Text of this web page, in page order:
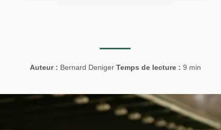
Auteur : Bernard Deniger Temps de lecture : 9 min